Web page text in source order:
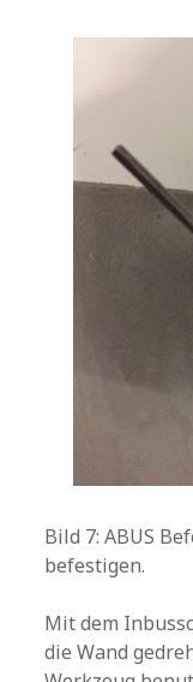
Bild 7: ABUS
befestigen.
Mit dem
die Wand